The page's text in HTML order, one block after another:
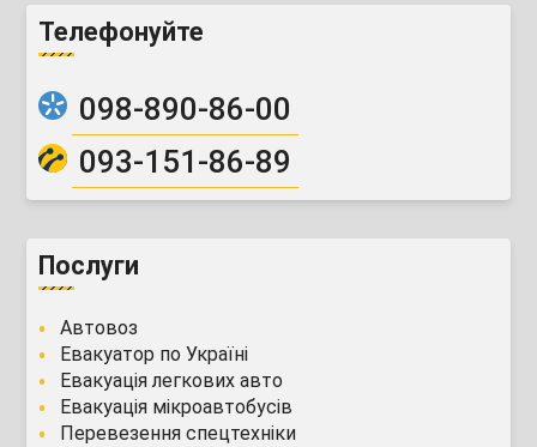
Телефонуйте
098-890-86-00
093-151-86-89
Послуги
Автовоз
Евакуатор по Україні
Евакуація легкових авто
Евакуація мікроавтобусів
Перевезення спецтехніки